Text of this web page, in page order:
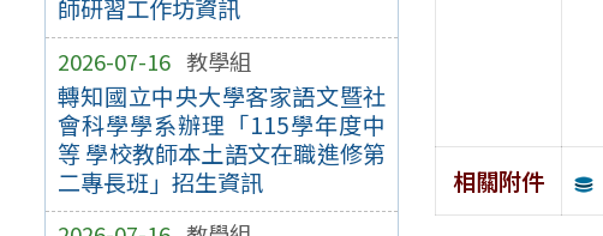
師研習工作坊資訊
2026-07-16 教學組
轉知國立中央大學客家語文暨社
會科學學系辦理「115學年度中
等 學校教師本土語文在職進修第
二專長班」招生資訊
相關附件